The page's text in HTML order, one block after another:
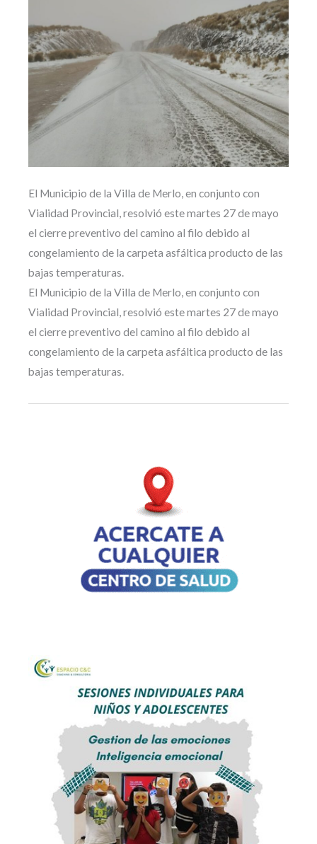
El Municipio de la Villa de Merlo, en conjunto con
Vialidad Provincial, resolvió este martes 27 de mayo
el cierre preventivo del camino al filo debido al
congelamiento de la carpeta asfáltica producto de las
bajas temperaturas.
El Municipio de la Villa de Merlo, en conjunto con
Vialidad Provincial, resolvió este martes 27 de mayo
el cierre preventivo del camino al filo debido al
congelamiento de la carpeta asfáltica producto de las
bajas temperaturas.